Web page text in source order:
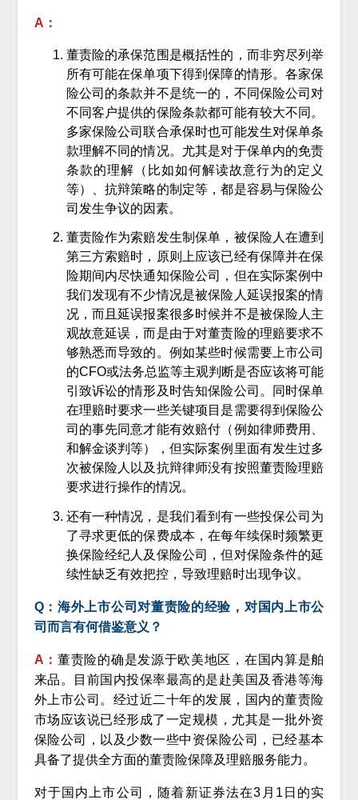
A：
董责险的承保范围是概括性的，而非穷尽列举
所有可能在保单项下得到保障的情形。各家保
险公司的条款并不是统一的，不同保险公司对
不同客户提供的保险条款都可能有较大不同。
多家保险公司联合承保时也可能发生对保单条
款理解不同的情况。尤其是对于保单内的免责
条款的理解（比如如何解读故意行为的定义
等）、抗辩策略的制定等，都是容易与保险公
司发生争议的因素。
董责险作为索赔发生制保单，被保险人在遭到
第三方索赔时，原则上应该已经有保障并在保
险期间内尽快通知保险公司，但在实际案例中
我们发现有不少情况是被保险人延误报案的情
况，而且延误报案很多时候并不是被保险人主
观故意延误，而是由于对董责险的理赔要求不
够熟悉而导致的。例如某些时候需要上市公司
的CFO或法务总监等主观判断是否应该将可能
引致诉讼的情形及时告知保险公司。同时保单
在理赔时要求一些关键项目是需要得到保险公
司的事先同意才能有效赔付（例如律师费用、
和解金谈判等），但实际案例里面有发生过多
次被保险人以及抗辩律师没有按照董责险理赔
要求进行操作的情况。
还有一种情况，是我们看到有一些投保公司为
了寻求更低的保费成本，在每年续保时频繁更
换保险经纪人及保险公司，但对保险条件的延
续性缺乏有效把控，导致理赔时出现争议。
Q：海外上市公司对董责险的经验，对国内上市公
司而言有何借鉴意义？
A： 董责险的确是发源于欧美地区，在国内算是舶
来品。目前国内投保率最高的是赴美国及香港等海
外上市公司。经过近二十年的发展，国内的董责险
市场应该说已经形成了一定规模，尤其是一批外资
保险公司，以及少数一些中资保险公司，已经基本
具备了提供全方面的董责险保障及理赔服务能力。
对于国内上市公司，随着新证券法在3月1日的实